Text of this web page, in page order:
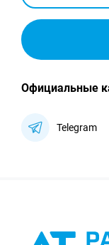
Официальные
Telegram